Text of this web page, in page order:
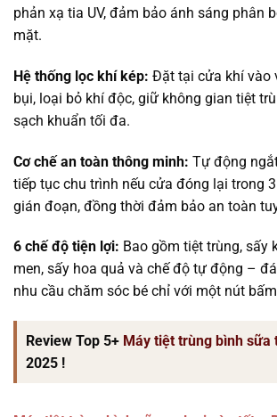
phản xạ tia UV, đảm bảo ánh sáng phân
mặt.
Hệ thống lọc khí kép: Đặt tại cửa khí vào
bụi, loại bỏ khí độc, giữ không gian tiệt
sạch khuẩn tối đa.
Cơ chế an toàn thông minh: Tự động
tiếp tục chu trình nếu cửa đóng lại trong
gián đoạn, đồng thời đảm bảo an toàn
6 chế độ tiện lợi: Bao gồm tiệt trùng, sấy
men, sấy hoa quả và chế độ tự động –
nhu cầu chăm sóc bé chỉ với một nút
Review Top 5+ Máy tiệt trùng bình sữa
2025 !